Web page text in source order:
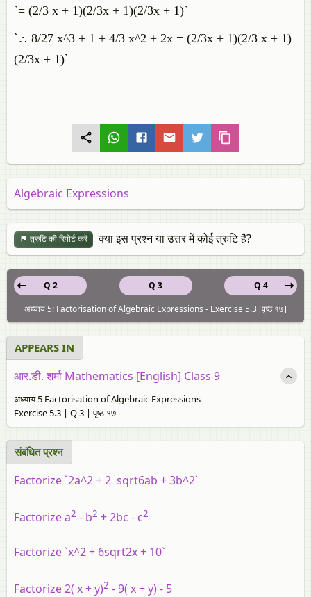
`= (2/3 x + 1)(2/3x + 1)(2/3x + 1)`
`∴ 8/27 x^3 + 1 + 4/3 x^2 + 2x = (2/3x + 1)(2/3 x + 1)
(2/3x + 1)`
Algebraic Expressions
त्रुटि की रिपोर्ट करें क्या इस प्रश्न या उत्तर में कोई त्रुटि है?
Q 3
Q 2
Q 4
अध्याय 5: Factorisation of Algebraic Expressions - Exercise 5.3 [पृष्ठ १७]
APPEARS IN
आर.डी. शर्मा Mathematics [English] Class 9
अध्याय 5 Factorisation of Algebraic Expressions
Exercise 5.3 | Q 3 | पृष्ठ १७
संबंधित प्रश्न
Factorize `2a^2 + 2 sqrt6ab + 3b^2`
Factorize a2 - b2 + 2bc - c2
Factorize `x^2 + 6sqrt2x + 10`
Factorize 2( x + y)2 - 9( x + y) - 5